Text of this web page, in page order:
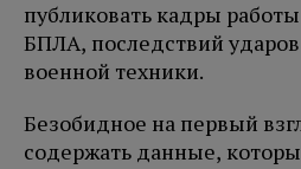
публиковать кадры
БПЛА, последствий
военной техники.
Безобидное на первый
содержать данные,